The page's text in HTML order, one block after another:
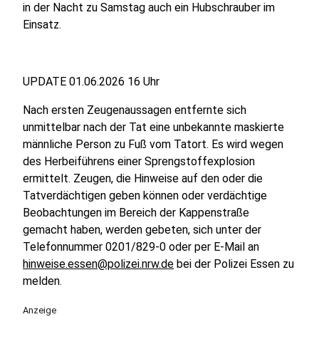
in der Nacht zu Samstag auch ein Hubschrauber im
Einsatz.
UPDATE 01.06.2026 16 Uhr
Nach ersten Zeugenaussagen entfernte sich
unmittelbar nach der Tat eine unbekannte maskierte
männliche Person zu Fuß vom Tatort. Es wird wegen
des Herbeiführens einer Sprengstoffexplosion
ermittelt. Zeugen, die Hinweise auf den oder die
Tatverdächtigen geben können oder verdächtige
Beobachtungen im Bereich der Kappenstraße
gemacht haben, werden gebeten, sich unter der
Telefonnummer 0201/829-0 oder per E-Mail an
hinweise.essen@polizei.nrw.de bei der Polizei Essen zu
melden.
Anzeige